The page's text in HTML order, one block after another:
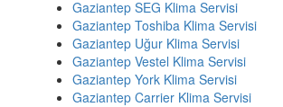
Gaziantep SEG Klima Servisi
Gaziantep Toshiba Klima Servisi
Gaziantep Uğur Klima Servisi
Gaziantep Vestel Klima Servisi
Gaziantep York Klima Servisi
Gaziantep Carrier Klima Servisi